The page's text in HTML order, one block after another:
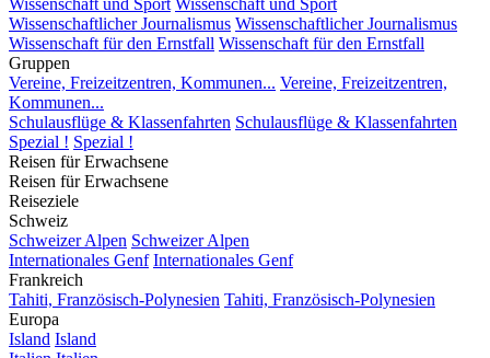
Wissenschaftlicher Journalismus Wissenschaftlicher Journalismus
Wissenschaft für den Ernstfall Wissenschaft für den Ernstfall
Gruppen
Vereine, Freizeitzentren, Kommunen... Vereine, Freizeitzentren,
Kommunen...
Schulausflüge & Klassenfahrten Schulausflüge & Klassenfahrten
Spezial ! Spezial !
Reisen für Erwachsene
Reisen für Erwachsene
Reiseziele
Schweiz
Schweizer Alpen Schweizer Alpen
Internationales Genf Internationales Genf
Frankreich
Tahiti, Französisch-Polynesien Tahiti, Französisch-Polynesien
Europa
Island Island